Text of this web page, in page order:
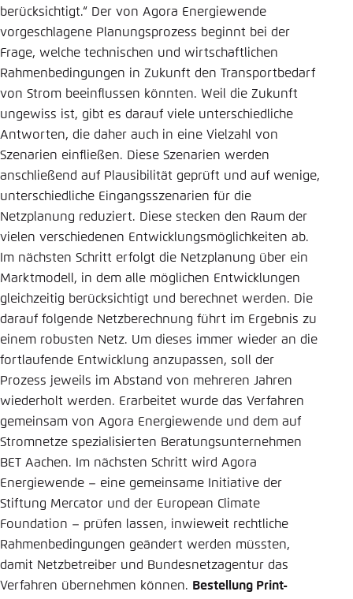
berücksichtigt.“ Der von Agora Energiewende
vorgeschlagene Planungsprozess beginnt bei der
Frage, welche technischen und wirtschaftlichen
Rahmenbedingungen in Zukunft den Transportbedarf
von Strom beeinflussen könnten. Weil die Zukunft
ungewiss ist, gibt es darauf viele unterschiedliche
Antworten, die daher auch in eine Vielzahl von
Szenarien einfließen. Diese Szenarien werden
anschließend auf Plausibilität geprüft und auf wenige,
unterschiedliche Eingangsszenarien für die
Netzplanung reduziert. Diese stecken den Raum der
vielen verschiedenen Entwicklungsmöglichkeiten ab.
Im nächsten Schritt erfolgt die Netzplanung über ein
Marktmodell, in dem alle möglichen Entwicklungen
gleichzeitig berücksichtigt und berechnet werden. Die
darauf folgende Netzberechnung führt im Ergebnis zu
einem robusten Netz. Um dieses immer wieder an die
fortlaufende Entwicklung anzupassen, soll der
Prozess jeweils im Abstand von mehreren Jahren
wiederholt werden. Erarbeitet wurde das Verfahren
gemeinsam von Agora Energiewende und dem auf
Stromnetze spezialisierten Beratungsunternehmen
BET Aachen. Im nächsten Schritt wird Agora
Energiewende – eine gemeinsame Initiative der
Stiftung Mercator und der European Climate
Foundation – prüfen lassen, inwieweit rechtliche
Rahmenbedingungen geändert werden müssten,
damit Netzbetreiber und Bundesnetzagentur das
Verfahren übernehmen können. Bestellung Print-